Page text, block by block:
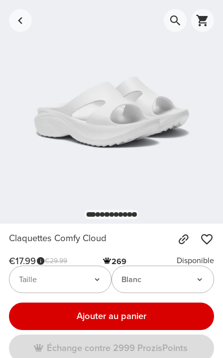
Claquettes Comfy Cloud
€17.99 €29.99 269
Disponible
Blanc
Taille
Ajouter au panier
Échange contre 2999 ProzisPoints